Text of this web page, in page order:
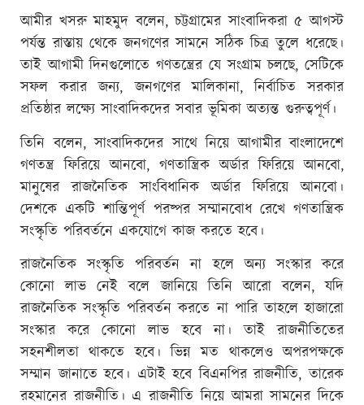
আমীর খসরু মাহমুদ বলেন, চট্টগ্রামের সাংবাদিকরা ৫ আগস্ট
পর্যন্ত রাস্তায় থেকে জনগণের সামনে সঠিক চিত্র তুলে ধরেছে।
তাই আগামী দিনগুলোতে গণতন্ত্রের যে সংগ্রাম চলছে, সেটিকে
সফল করার জন্য, জনগণের মালিকানা, নির্বাচিত সরকার
প্রতিষ্ঠার লক্ষ্যে সাংবাদিকদের সবার ভূমিকা অত্যন্ত গুরুত্বপূর্ণ।
তিনি বলেন, সাংবাদিকদের সাথে নিয়ে আগামীর বাংলাদেশে
গণতন্ত্র ফিরিয়ে আনবো, গণতান্ত্রিক অর্ডার ফিরিয়ে আনবো,
মানুষের রাজনৈতিক সাংবিধানিক অর্ডার ফিরিয়ে আনবো।
দেশকে একটি শান্তিপূর্ণ পরষ্পর সম্মানবোধ রেখে গণতান্ত্রিক
সংস্কৃতি পরিবর্তনে একযোগে কাজ করতে হবে।
রাজনৈতিক সংস্কৃতি পরিবর্তন না হলে অন্য সংস্কার করে
কোনো লাভ নেই বলে জানিয়ে তিনি আরো বলেন, যদি
রাজনৈতিক সংস্কৃতি পরিবর্তন করতে না পারি তাহলে হাজারো
সংস্কার করে কোনো লাভ হবে না। তাই রাজনীতিতের
সহনশীলতা থাকতে হবে। ভিন্ন মত থাকলেও অপরপক্ষকে
সম্মান জানাতে হবে। এটাই হবে বিএনপির রাজনীতি, তারেক
রহমানের রাজনীতি। এ রাজনীতি নিয়ে আমরা সামনের দিকে